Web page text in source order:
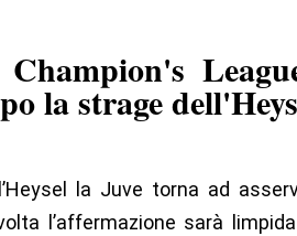
la strage
la Juve torna ad
l’affermazione sarà